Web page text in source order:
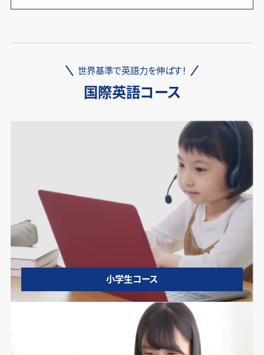
世界基準で英語力を伸ばす！
国際英語コース
小学生コース